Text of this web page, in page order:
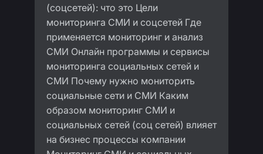
(соцсетей): что это Цели
мониторинга СМИ и соцсетей Где
применяется мониторинг и анализ
СМИ Онлайн программы и сервисы
мониторинга социальных сетей и
СМИ Почему нужно мониторить
социальные сети и СМИ Каким
образом мониторинг СМИ и
социальных сетей (соц сетей) влияет
на бизнес процессы компании